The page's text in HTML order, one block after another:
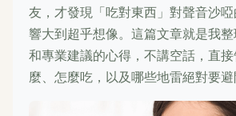
友，才發現「吃對東西」對聲音沙
響大到超乎想像。這篇文章就是我
和專業建議的心得，不講空話，直
麼、怎麼吃，以及哪些地雷絕對要避